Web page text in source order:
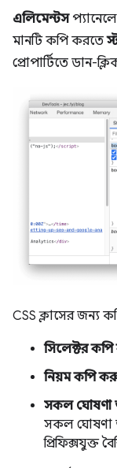
এলিমেন্টস
মানটি কপি করতে
প্রোপার্টিতে ডান-
CSS ক্লাসের জন্য
সিলেক্টর
নিয়ম কপি
সকল ঘোষণা
সকল ঘোষণা
প্রিফিক্সযুক্ত